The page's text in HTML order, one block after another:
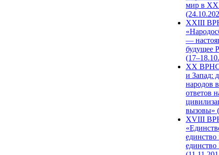
мир в
XXIII
—
будущее
XX ВРНС
и Запад:
народов
ответов
вызовы»
XVIII
единство
единство